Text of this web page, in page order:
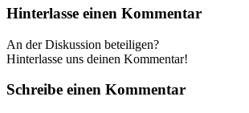
Hinterlasse einen Kommentar
An der Diskussion beteiligen?
Hinterlasse uns deinen Kommentar!
Schreibe einen Kommentar